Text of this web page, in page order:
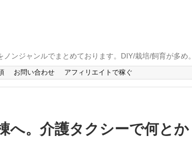
ンジャンルでまとめております。DIY/栽培/飼育が多め。
お問い合わせ アフィリエイトで稼ぐ
へ。介護タクシーで何とか